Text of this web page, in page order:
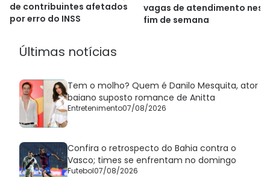
de contribuintes afetados
por erro do INSS
vagas de atendimento
fim de semana
Últimas notícias
Tem o molho? Quem é Danilo Mesquita, ator
baiano suposto romance de Anitta
Entretenimento07/08/2026
Confira o retrospecto do Bahia contra o
Vasco; times se enfrentam no domingo
Futebol07/08/2026